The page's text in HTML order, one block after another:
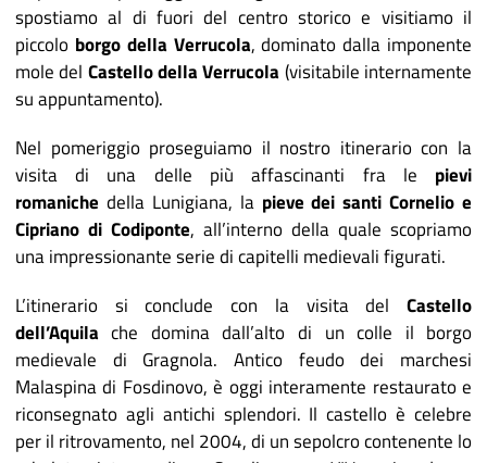
spostiamo al di fuori del centro storico e visitiamo il
piccolo borgo della Verrucola, dominato dalla imponente
mole del Castello della Verrucola (visitabile internamente
su appuntamento).
Nel pomeriggio proseguiamo il nostro itinerario con la
visita di una delle più affascinanti fra le pievi
romaniche della Lunigiana, la pieve dei santi Cornelio e
Cipriano di Codiponte, all’interno della quale scopriamo
una impressionante serie di capitelli medievali figurati.
L’itinerario si conclude con la visita delCastello
dell’Aquila che domina dall’alto di un colle il borgo
medievale di Gragnola. Antico feudo dei marchesi
Malaspina di Fosdinovo, è oggi interamente restaurato e
riconsegnato agli antichi splendori. Il castello è celebre
per il ritrovamento, nel 2004, di un sepolcro contenente lo